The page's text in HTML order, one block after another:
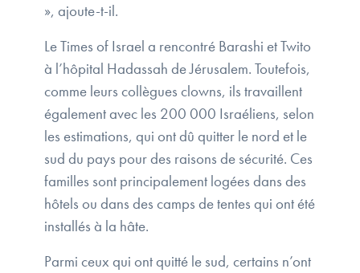
», ajoute-t-il.
Le Times of Israel a rencontré Barashi et Twito
à l’hôpital Hadassah de Jérusalem. Toutefois,
comme leurs collègues clowns, ils travaillent
également avec les 200 000 Israéliens, selon
les estimations, qui ont dû quitter le nord et le
sud du pays pour des raisons de sécurité. Ces
familles sont principalement logées dans des
hôtels ou dans des camps de tentes qui ont été
installés à la hâte.
Parmi ceux qui ont quitté le sud, certains n’ont